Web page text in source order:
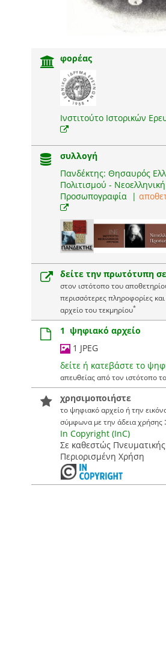
φορέας
Ινστιτούτο Ιστορικών
συλλογή
Πανδέκτης: Θησαυρός
Πολιτισμού - Νεοελληνική
Προσωπογραφία |
δείτε την πρωτότυπη
στον ιστότοπο του
περισσότερες πληροφορίες
αρχείο του τεκμηρίου*
1 ψηφιακό αρχείο
1 JPEG
δείτε ή κατεβάστε το
απευθείας από τον ιστότοπο
χρησιμοποιήστε
το ψηφιακό αρχείο ή την
σύμφωνα με την άδεια χρήσης :
In Copyright (InC)
Σε καθεστώς Πνευματικής
Περιορισμένη Χρήση